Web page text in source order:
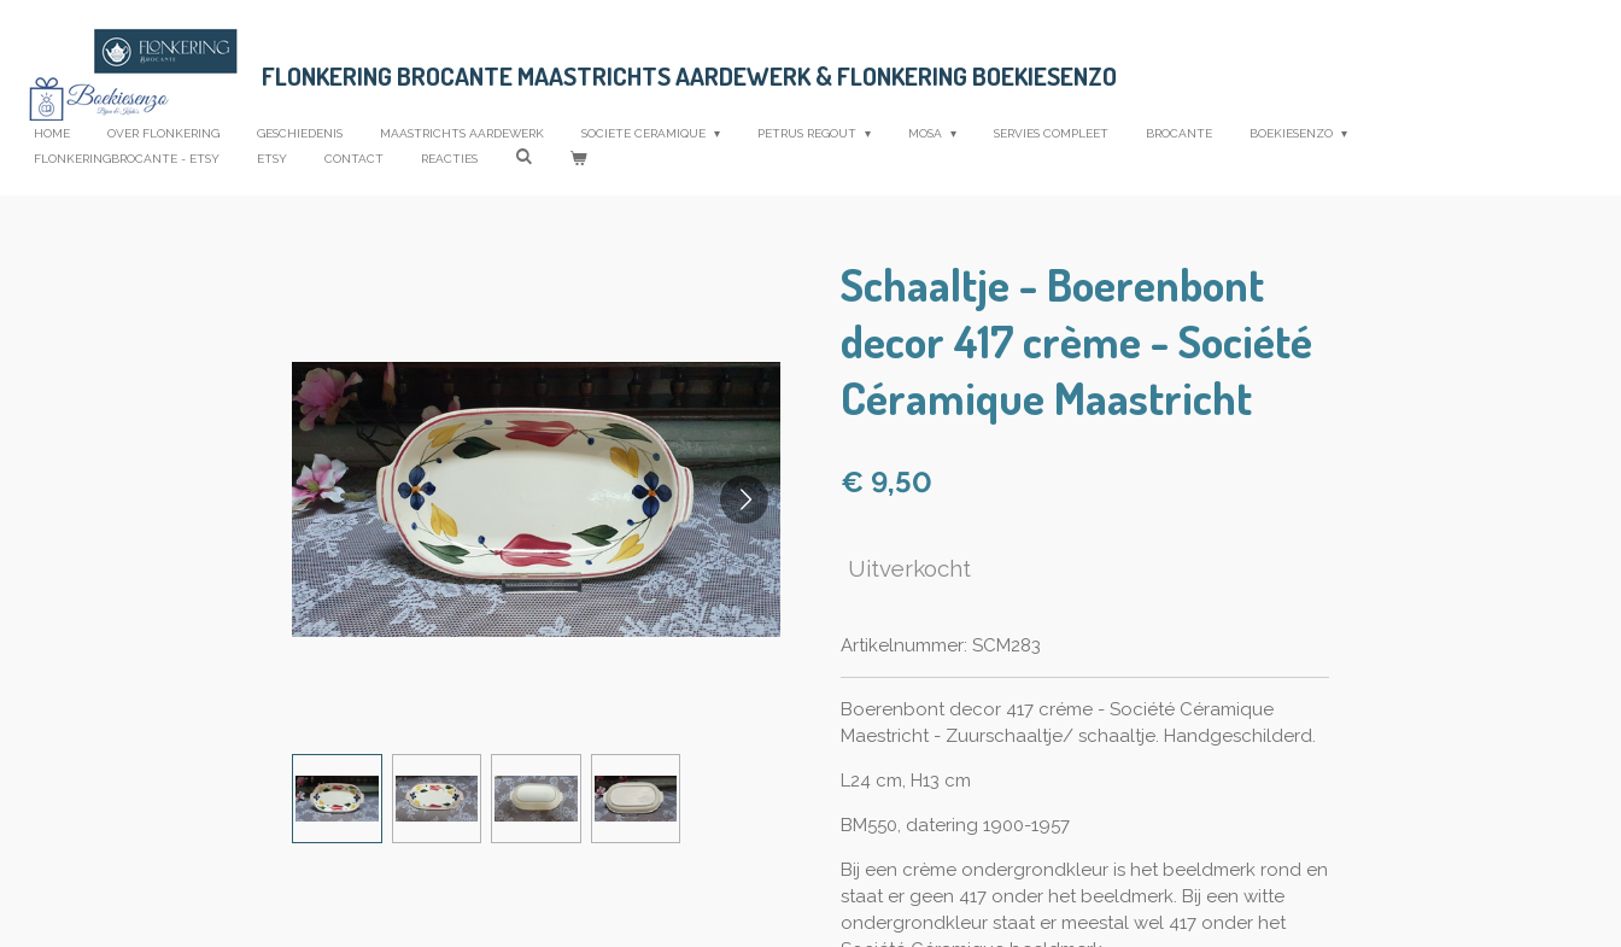
naar
hoofdinhoud
FLONKERING BROCANTE MAASTRICHTS AARDEWERK &FLONKERING BOEKIESENZO
HOME OVER FLONKERING GESCHIEDENIS MAASTRICHTS AARDEWERK SOCIETE CERAMIQUE PETRUS REGOUT MOSA SERVIES COMPLEET BROCANTE
BOEKIESENZO
FLONKERINGBROCANTE - ETSY
ETSY CONTACT REACTIES
Schaaltje - Boerenbont
decor 417 crème - Société
Céramique Maastricht
€ 9,50
Uitverkocht
Artikelnummer: SCM283
Boerenbont decor 417 créme - Société Céramique
Maestricht - Zuurschaaltje/ schaaltje. Handgeschilderd.
L24 cm, H13 cm
BM550, datering 1900-1957
Bij een crème ondergrondkleur is het beeldmerk rond en
staat er geen 417 onder het beeldmerk. Bij een witte
ondergrondkleur staat er meestal wel 417 onder het